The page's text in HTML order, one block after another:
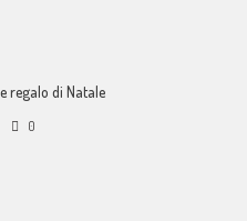
regalo di Natale
0